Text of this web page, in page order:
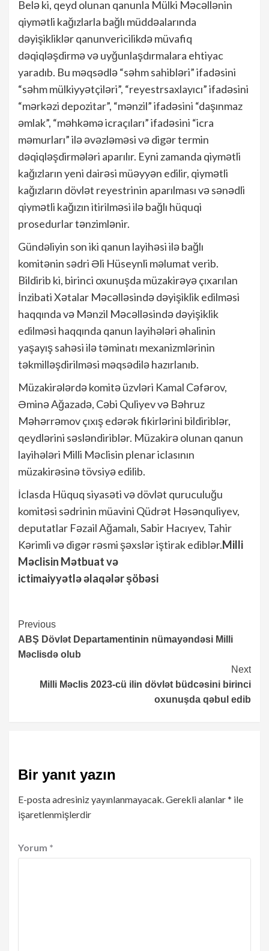
Belə ki, qeyd olunan qanunla Mülki Məcəllənin
qiymətli kağızlarla bağlı müddəalarında
dəyişikliklər qanunvericilikdə müvafiq
dəqiqləşdirmə və uyğunlaşdırmalara ehtiyac
yaradıb. Bu məqsədlə “səhm sahibləri” ifadəsini
“səhm mülkiyyətçiləri”, “reyestrsaxlayıcı” ifadəsini
“mərkəzi depozitar”, “mənzil” ifadəsini “daşınmaz
əmlak”, “məhkəmə icraçıları” ifadəsini “icra
məmurları” ilə əvəzləməsi və digər termin
dəqiqləşdirmələri aparılır. Eyni zamanda qiymətli
kağızların yeni dairəsi müəyyən edilir, qiymətli
kağızların dövlət reyestrinin aparılması və sənədli
qiymətli kağızın itirilməsi ilə bağlı hüquqi
prosedurlar tənzimlənir.
Gündəliyin son iki qanun layihəsi ilə bağlı
komitənin sədri Əli Hüseynli məlumat verib.
Bildirib ki, birinci oxunuşda müzakirəyə çıxarılan
İnzibati Xətalar Məcəlləsində dəyişiklik edilməsi
haqqında və Mənzil Məcəlləsində dəyişiklik
edilməsi haqqında qanun layihələri əhalinin
yaşayış sahəsi ilə təminatı mexanizmlərinin
təkmilləşdirilməsi məqsədilə hazırlanıb.
Müzakirələrdə komitə üzvləri Kamal Cəfərov,
Əminə Ağazadə, Cəbi Quliyev və Bəhruz
Məhərrəmov çıxış edərək fikirlərini bildiriblər,
qeydlərini səsləndiriblər. Müzakirə olunan qanun
layihələri Milli Məclisin plenar iclasının
müzakirəsinə tövsiyə edilib.
İclasda Hüquq siyasəti və dövlət quruculuğu
komitəsi sədrinin müavini Qüdrət Həsənquliyev,
deputatlar Fəzail Ağamalı, Sabir Hacıyev, Tahir
Kərimli və digər rəsmi şəxslər iştirak ediblər.Milli
Məclisin Mətbuat və
ictimaiyyətlə əlaqələr şöbəsi
Continue
Reading
Previous
ABŞ Dövlət Departamentinin nümayəndəsi Milli
Məclisdə olub
Next
Milli Məclis 2023-cü ilin dövlət büdcəsini birinci
oxunuşda qəbul edib
Bir yanıt yazın
E-posta adresiniz yayınlanmayacak.Gerekli alanlar* ile
işaretlenmişlerdir
Yorum *